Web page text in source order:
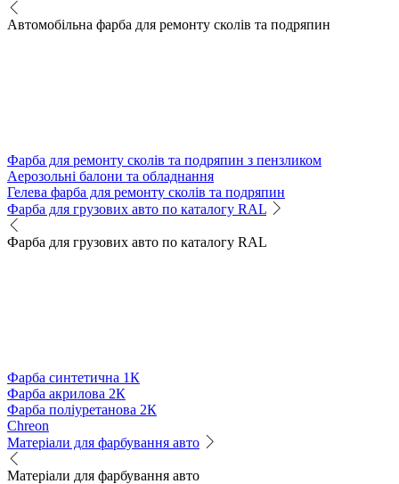
Автомобільна фарба для ремонту сколів та подряпин
Фарба для ремонту сколів та подряпин з пензликом
Аерозольні балони та обладнання
Гелева фарба для ремонту сколів та подряпин
Фарба для грузових авто по каталогу RAL
Фарба для грузових авто по каталогу RAL
Фарба синтетична 1К
Фарба акрилова 2К
Фарба поліуретанова 2К
Chreon
Матеріали для фарбування авто
Матеріали для фарбування авто